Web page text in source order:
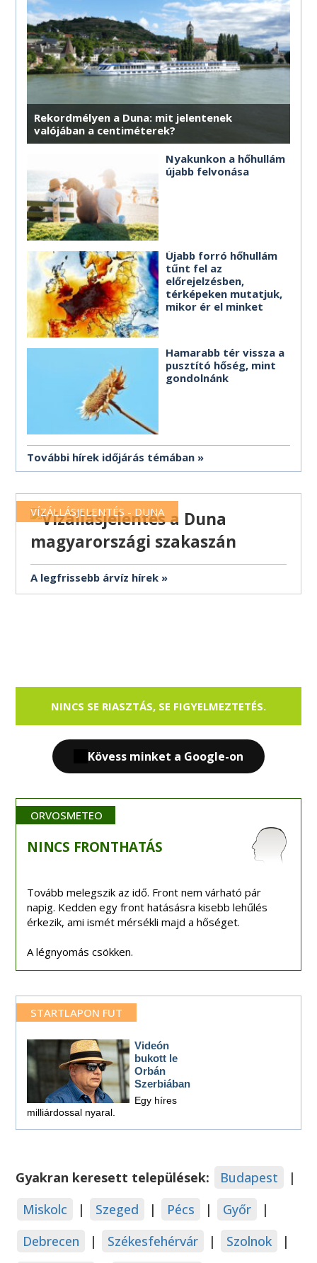
MÉG TÖBB HOROSZKÓP
Rekordmélyen a Duna: mit jelentenek
valójában a centiméterek?
Nyakunkon a hőhullám
újabb felvonása
Újabb forró hőhullám
tűnt fel az
előrejelzésben,
térképeken mutatjuk,
mikor ér el minket
Hamarabb tér vissza a
pusztító hőség, mint
gondolnánk
További hírek időjárás témában
VÍZÁLLÁSJELENTÉS - DUNA
A legfrissebb árvíz hírek
NINCS SE RIASZTÁS, SE FIGYELMEZTETÉS.
Kövess minket a Google-on
ORVOSMETEO
NINCS FRONTHATÁS
Tovább melegszik az idő. Front nem várható pár
napig. Kedden egy front hatásásra kisebb lehűlés
érkezik, ami ismét mérsékli majd a hőséget.
A légnyomás csökken.
STARTLAPON FUT
Videón
bukott le
Orbán
Szerbiában
Egy híres
milliárdossal nyaral.
Gyakran keresett települések: Budapest
|
Miskolc
| Szeged | Pécs | Győr
|
Debrecen
| Székesfehérvár | Szolnok
|